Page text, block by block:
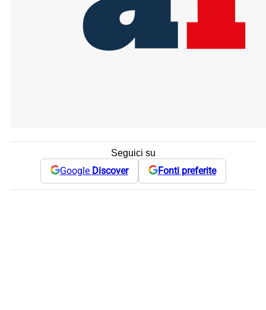
Seguici su
Google Discover Fonti preferite